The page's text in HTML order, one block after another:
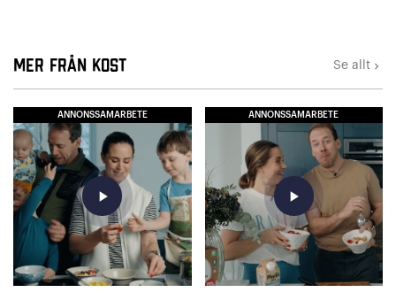
Mer från Kost Se allt keyboard_arrow_right
ANNONSSAMARBETE
play_arrow
ANNONSSAMARBETE
play_arrow